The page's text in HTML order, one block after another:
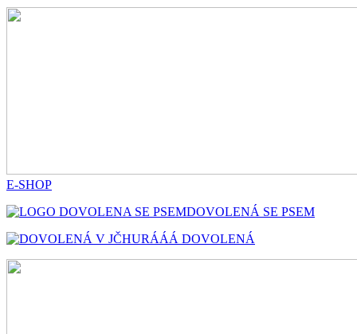
E-SHOP
DOVOLENÁ SE PSEM
HURÁÁÁ DOVOLENÁ